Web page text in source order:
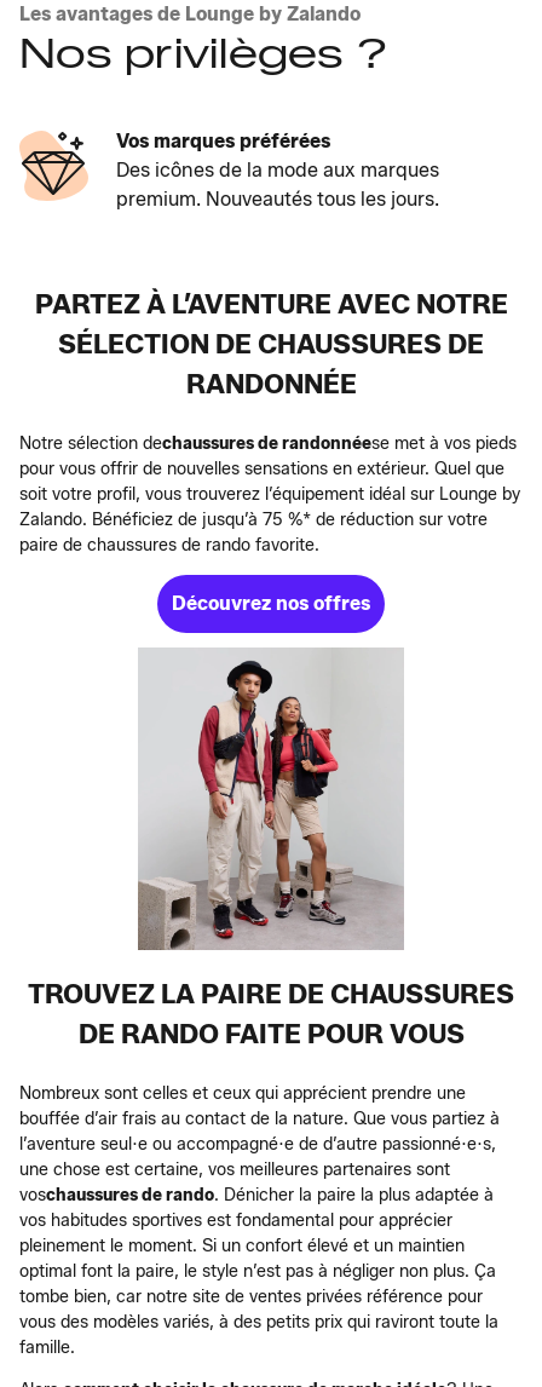
Les avantages de Lounge by Zalando
Nos privilèges ?
Vos marques préférées
Des icônes de la mode aux marques
premium. Nouveautés tous les jours.
PARTEZ À L’AVENTURE AVEC NOTRE
SÉLECTION DE CHAUSSURES DE
RANDONNÉE
Notre sélection dechaussures de randonnéese met à vos pieds
pour vous offrir de nouvelles sensations en extérieur. Quel que
soit votre profil, vous trouverez l’équipement idéal sur Lounge by
Zalando. Bénéficiez de jusqu’à 75 %* de réduction sur votre
paire de chaussures de rando favorite.
Découvrez nos offres
TROUVEZ LA PAIRE DE CHAUSSURES
DE RANDO FAITE POUR VOUS
Nombreux sont celles et ceux qui apprécient prendre une
bouffée d’air frais au contact de la nature. Que vous partiez à
l’aventure seul·e ou accompagné·e de d’autre passionné·e·s,
une chose est certaine, vos meilleures partenaires sont
voschaussures de rando. Dénicher la paire la plus adaptée à
vos habitudes sportives est fondamental pour apprécier
pleinement le moment. Si un confort élevé et un maintien
optimal font la paire, le style n’est pas à négliger non plus. Ça
tombe bien, car notre site de ventes privées référence pour
vous des modèles variés, à des petits prix qui raviront toute la
famille.